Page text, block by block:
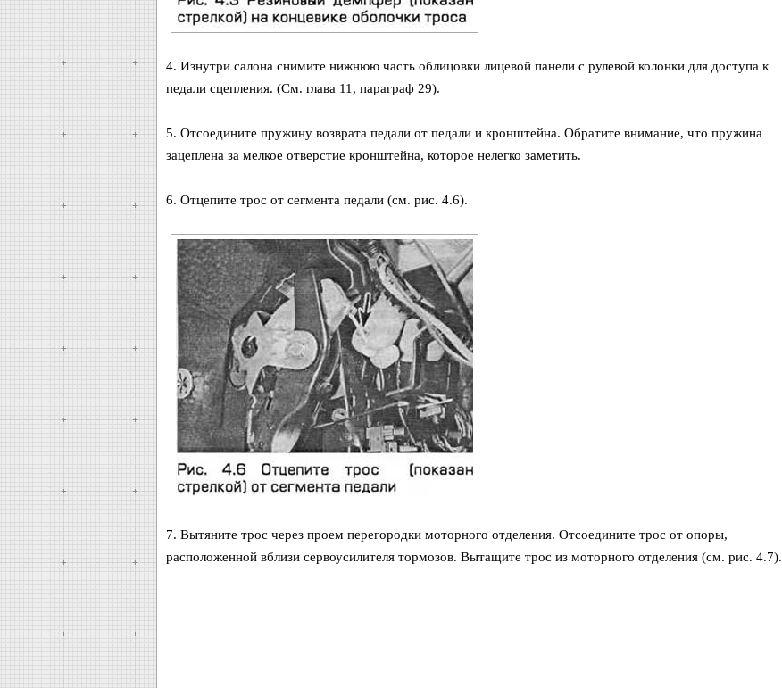
4. Изнутри салона снимите нижнюю часть облицовки лицевой панели с рулевой колонки для доступа к
педали сцепления. (См. глава 11, параграф 29).
5. Отсоедините пружину возврата педали от педали и кронштейна. Обратите внимание, что пружина
зацеплена за мелкое отверстие кронштейна, которое нелегко заметить.
6. Отцепите трос от сегмента педали (см. рис. 4.6).
7. Вытяните трос через проем перегородки моторного отделения. Отсоедините трос от опоры,
расположенной вблизи сервоусилителя тормозов. Вытащите трос из моторного отделения (см. рис. 4.7).